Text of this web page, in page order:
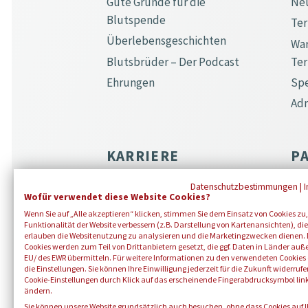
Blutspende
Überlebensgeschichten
Blutsbrüder – Der Podcast
Ehrungen
KARRIERE
Der Blutspendedienst
Berufswelten
Stellenangebote
Ausbildung
Datenschutzbestimmungen |
Wofür verwendet diese Website Cookies?
Wenn Sie auf „Alle akzeptieren“ klicken, stimmen Sie dem Einsatz von Cookies
Funktionalität der Website verbessern (z.B. Darstellung von Kartenansichten),
erlauben die Websitenutzung zu analysieren und die Marketingzwecken dienen.
Cookies werden zum Teil von Drittanbietern gesetzt, die ggf. Daten in Länder
EU/ des EWR übermitteln. Für weitere Informationen zu den verwendeten Cookies
die Einstellungen. Sie können Ihre Einwilligung jederzeit für die Zukunft
Cookie-Einstellungen durch Klick auf das erscheinende Fingerabdrucksymbol
ändern.